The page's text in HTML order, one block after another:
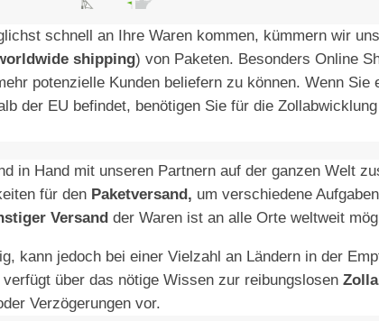
schnell an Ihre Waren kommen, kümmern wir
shipping) von Paketen. Besonders Online
potenzielle Kunden beliefern zu können. Wenn Sie
der EU befindet, benötigen Sie für die
in Hand mit unseren Partnern auf der ganzen Welt
für den Paketversand, um verschiedene
Versand der Waren ist an alle Orte weltweit
kann jedoch bei einer Vielzahl an Ländern in der
verfügt über das nötige Wissen zur reibungslosen
Verzögerungen vor.